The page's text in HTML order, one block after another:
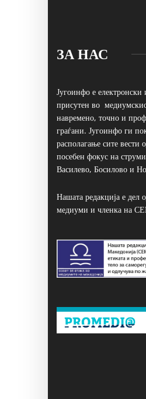
ЗА НАС
Југоинфо е
присутен во
навремено, точно и
граѓани. Југоинфо ги
располагање сите вести
посебен фокус на
Василево, Босилово и
Нашата редакција е дел
медиуми и членка на